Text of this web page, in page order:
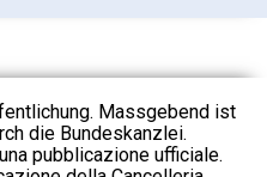
Massgebend ist
die Bundeskanzlei.
pubblicazione ufficiale.